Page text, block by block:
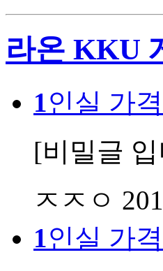
라온 KKU
1인실 가
[비밀글
ㅈㅈㅇ
1인실 가